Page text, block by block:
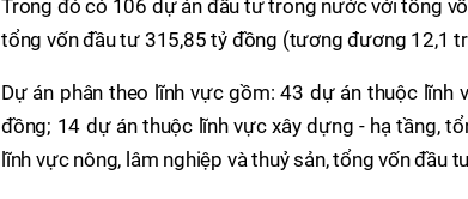
Trong đó có 106 dự án đầu tư trong nước với tổng
tổng vốn đầu tư 315,85 tỷ đồng (tương đương 12,1
Dự án phân theo lĩnh vực gồm: 43 dự án thuộc
đồng; 14 dự án thuộc lĩnh vực xây dựng - hạ tầng,
lĩnh vực nông, lâm nghiệp và thuỷ sản, tổng vốn đầu